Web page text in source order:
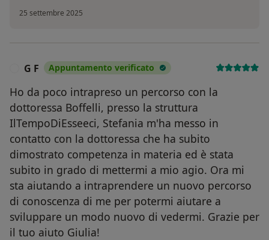
25 settembre 2025
G F Appuntamento verificato
Ho da poco intrapreso un percorso con la
dottoressa Boffelli, presso la struttura
IlTempoDiEsseeci, Stefania m'ha messo in
contatto con la dottoressa che ha subito
dimostrato competenza in materia ed è stata
subito in grado di mettermi a mio agio. Ora mi
sta aiutando a intraprendere un nuovo percorso
di conoscenza di me per potermi aiutare a
sviluppare un modo nuovo di vedermi. Grazie per
il tuo aiuto Giulia!